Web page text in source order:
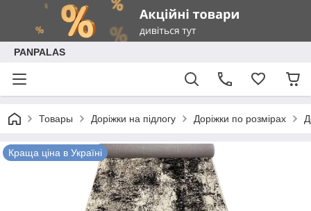
PANPALAS
Товары Доріжки на підлогу Доріжки по розмірах
Краща ціна в Україні